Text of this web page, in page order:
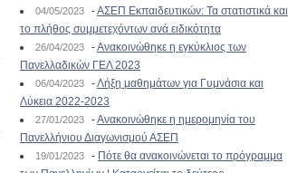
04/05/2023 -ΑΣΕΠ Εκπαιδευτικών: Τα στατιστικά και
το πλήθος συμμετεχόντων ανά ειδικότητα
26/04/2023 -Ανακοινώθηκε η εγκύκλιος των
Πανελλαδικών ΓΕΛ 2023
06/04/2023 -Λήξη μαθημάτων για Γυμνάσια και
Λύκεια 2022-2023
27/01/2023 -Ανακοινώθηκε η ημερομηνία του
Πανελλήνιου Διαγωνισμού ΑΣΕΠ
19/01/2023 - Πότε θα ανακοινώνεται το πρόγραμμα